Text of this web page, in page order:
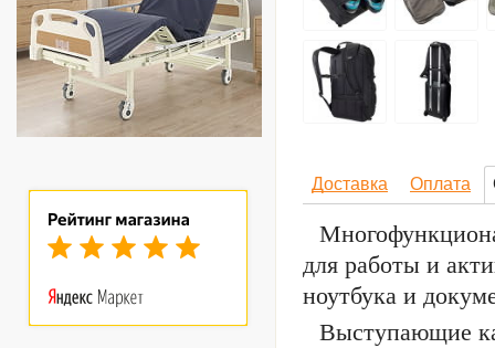
Доставка Оплата
для работы и
ноутбука и
Выступающие